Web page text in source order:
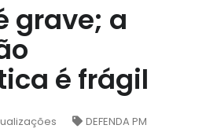
grave; a
é frágil
DEFENDA PM